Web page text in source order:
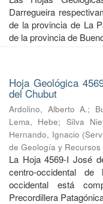
Darregueira
de la provincia de La
de la provincia de
Hoja Geológica
del Chubut
Ardolino, Alberto A.;
Lema, Hebe; Silva
Hernando, Ignacio (
de Geología y Recursos
La Hoja 4569-I José
centro-occidental
occidental está
Precordillera